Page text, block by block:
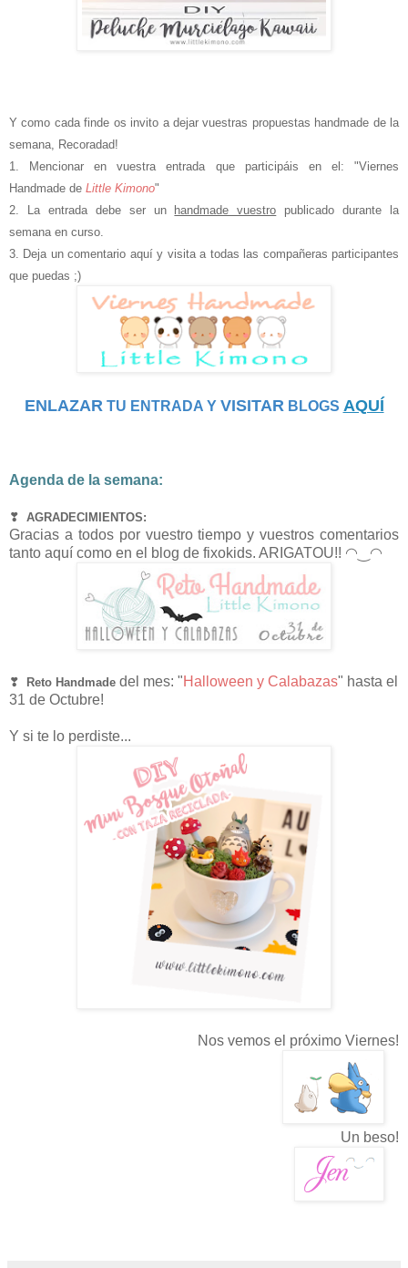
Y como cada finde os invito a dejar vuestras propuestas handmade de la
semana, Recoradad!
1. Mencionar en vuestra entrada que participáis en el: "Viernes
Handmade de Little Kimono"
2. La entrada debe ser un handmade vuestro publicado durante la
semana en curso.
3. Deja un comentario aquí y visita a todas las compañeras participantes
que puedas ;)
ENLAZAR TU ENTRADA Y VISITAR BLOGS AQUÍ
Agenda de la semana:
❣ AGRADECIMIENTOS:
Gracias a todos por vuestro tiempo y vuestros comentarios
tanto aquí como en el blog de fixokids. ARIGATOU!! ◠‿◠
❣ Reto Handmade del mes: "Halloween y Calabazas" hasta el
31 de Octubre!
Y si te lo perdiste...
Nos vemos el próximo Viernes!
Un beso!